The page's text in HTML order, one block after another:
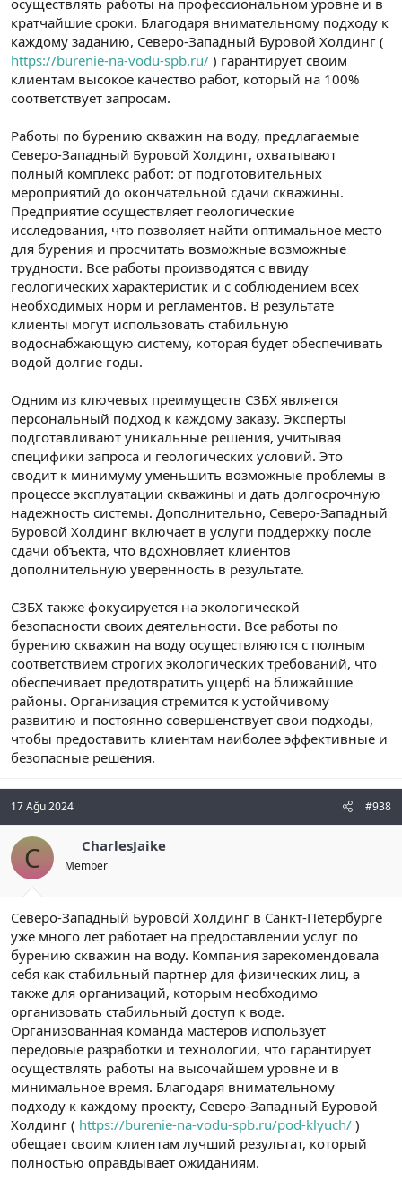
кратчайшие сроки. Благодаря внимательному подходу к
каждому заданию, Северо-Западный Буровой Холдинг (
https://burenie-na-vodu-spb.ru/ ) гарантирует своим
клиентам высокое качество работ, который на 100%
соответствует запросам.
Работы по бурению скважин на воду, предлагаемые
Северо-Западный Буровой Холдинг, охватывают
полный комплекс работ: от подготовительных
мероприятий до окончательной сдачи скважины.
Предприятие осуществляет геологические
исследования, что позволяет найти оптимальное место
для бурения и просчитать возможные возможные
трудности. Все работы производятся с ввиду
геологических характеристик и с соблюдением всех
необходимых норм и регламентов. В результате
клиенты могут использовать стабильную
водоснабжающую систему, которая будет обеспечивать
водой долгие годы.
Одним из ключевых преимуществ СЗБХ является
персональный подход к каждому заказу. Эксперты
подготавливают уникальные решения, учитывая
специфики запроса и геологических условий. Это
сводит к минимуму уменьшить возможные проблемы в
процессе эксплуатации скважины и дать долгосрочную
надежность системы. Дополнительно, Северо-Западный
Буровой Холдинг включает в услуги поддержку после
сдачи объекта, что вдохновляет клиентов
дополнительную уверенность в результате.
СЗБХ также фокусируется на экологической
безопасности своих деятельности. Все работы по
бурению скважин на воду осуществляются с полным
соответствием строгих экологических требований, что
обеспечивает предотвратить ущерб на ближайшие
районы. Организация стремится к устойчивому
развитию и постоянно совершенствует свои подходы,
чтобы предоставить клиентам наиболее эффективные и
безопасные решения.
17 Ağu 2024 #938
C CharlesJaike
Member
Северо-Западный Буровой Холдинг в Санкт-Петербурге
уже много лет работает на предоставлении услуг по
бурению скважин на воду. Компания зарекомендовала
себя как стабильный партнер для физических лиц, а
также для организаций, которым необходимо
организовать стабильный доступ к воде.
Организованная команда мастеров использует
передовые разработки и технологии, что гарантирует
осуществлять работы на высочайшем уровне и в
минимальное время. Благодаря внимательному
подходу к каждому проекту, Северо-Западный Буровой
Холдинг ( https://burenie-na-vodu-spb.ru/pod-klyuch/ )
обещает своим клиентам лучший результат, который
полностью оправдывает ожиданиям.